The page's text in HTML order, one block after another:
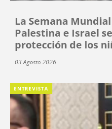
La Semana
Palestina e Israel
protección de los
03 Agosto 2026
ENTREVISTA